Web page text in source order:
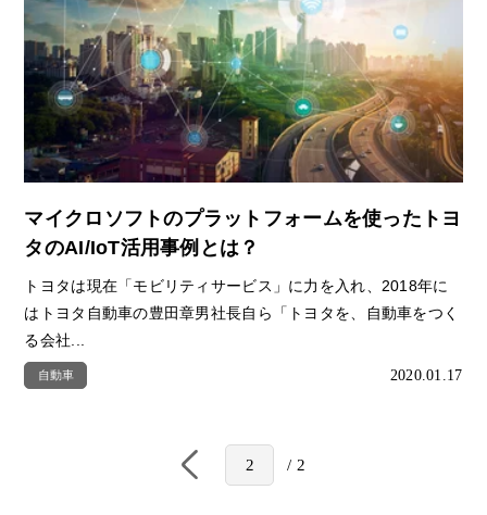
マイクロソフトのプラットフォームを使ったトヨ
タのAI/IoT活用事例とは？
トヨタは現在「モビリティサービス」に力を入れ、2018年に
はトヨタ自動車の豊田章男社長自ら「トヨタを、自動車をつく
る会社...
自動車 2020.01.17
2 2